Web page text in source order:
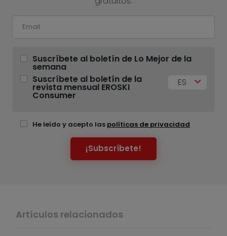
Suscríbete al boletín de Lo Mejor de la
semana
Suscríbete al boletín de la
revista mensual EROSKI
Consumer
ES
He leído y acepto las políticas de privacidad
¡Subscríbete!
Artículos relacionados